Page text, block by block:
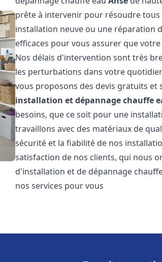
prête à intervenir pour résoudre
installation neuve ou une réparation
efficaces pour vous assurer que
Nos délais d'intervention sont très
les perturbations dans votre
vous proposons des devis gratuits et
installation et dépannage chauffe
besoins, que ce soit pour une
travaillons avec des matériaux de
sécurité et la fiabilité de nos
satisfaction de nos clients, qui nous
d'installation et de dépannage
nos services pour vous